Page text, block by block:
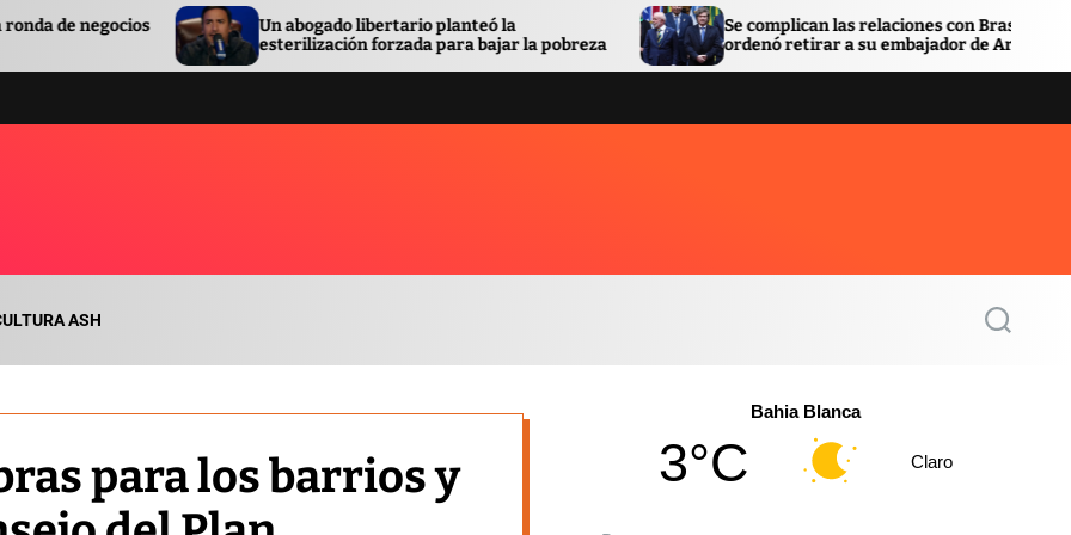
Un abogado libertario planteó la
esterilización forzada para bajar la pobreza
Se complican las relaciones con Brasil: Lula
ordenó retirar a su embajador de Argentina
ASH
S
para los barrios y
Bahia Blanca
3°C Claro